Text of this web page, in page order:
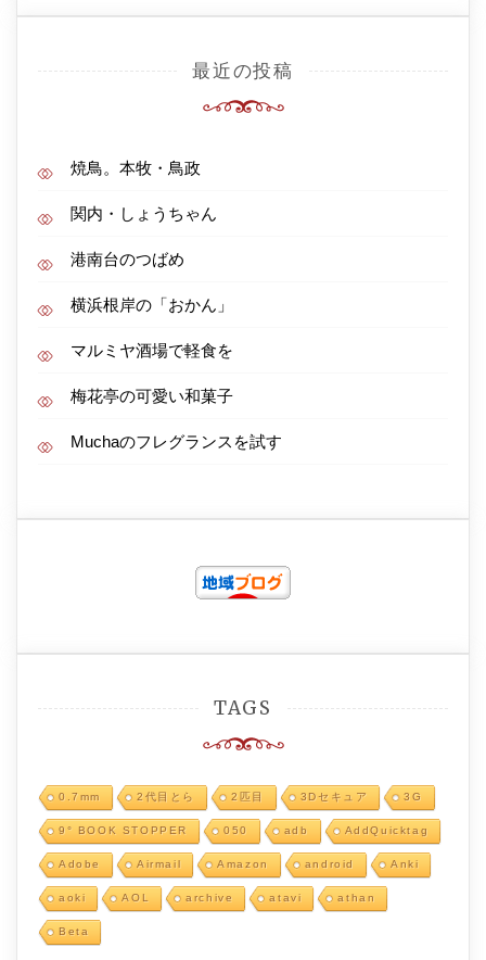
最近の投稿
焼鳥。本牧・鳥政
関内・しょうちゃん
港南台のつばめ
横浜根岸の「おかん」
マルミヤ酒場で軽食を
梅花亭の可愛い和菓子
Muchaのフレグランスを試す
TAGS
0.7mm 2代目とら 2匹目 3Dセキュア 3G
9° BOOK STOPPER 050 adb AddQuicktag
Adobe Airmail Amazon android Anki
aoki AOL archive atavi athan
Beta